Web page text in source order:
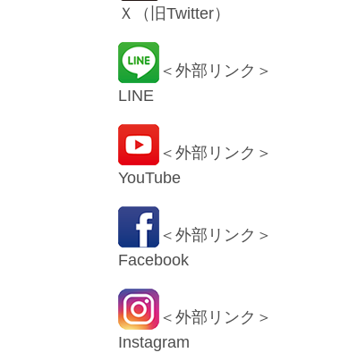
​Ｘ（旧Twitter）
＜外部リンク＞
LINE
＜外部リンク＞
YouTube
＜外部リンク＞
Facebook
＜外部リンク＞
Instagram